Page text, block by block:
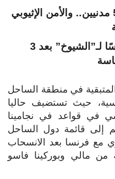
هجوم في أمهرة يوقع 5 مدنيين.. والأمن الإثيوبي
بنين: باتريس تالون رئيسًا لـ”الشيوخ” بعد 3
المتبقية في منطقة الساحل
حيث تستضيف حاليا
فرنسي في قواعد في نجامينا
إلى قائمة دول الساحل
مع فرنسا بعد الانسحاب
من مالي وبوركينا فاسو